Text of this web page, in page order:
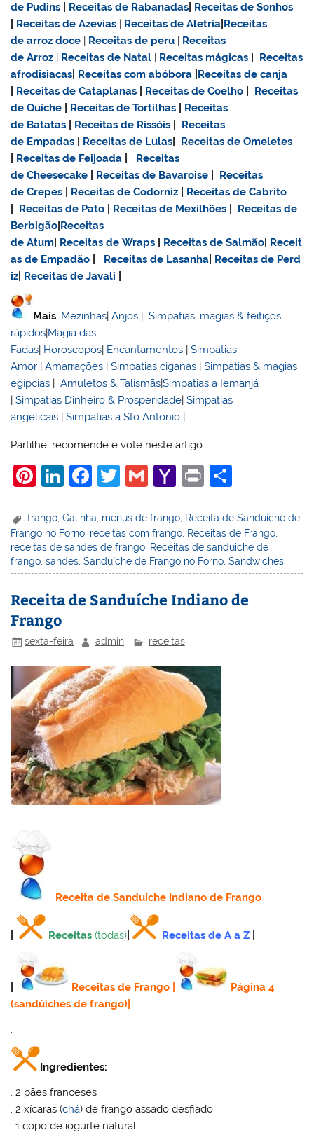
de Pudins
Receitas de Rabanadas Receitas de Sonhos
Receitas de Azevias | Receitas de Aletria Receitas
dearroz doce | Receitas de peru | Receitas
de Arroz | Receitas de Natal | Receitas mágicas
Receitas
afrodisiacas Receitas com abóbora Receitas de canja
Receitas de Cataplanas Receitas de Coelho
Receitas
de Quiche
Receitas de Tortilhas
Receitas
de Batatas
Receitas de Rissóis
Receitas
de Empadas
Receitas de Lulas
Receitas de Omeletes
Receitas de Feijoada
Receitas
de Cheesecake
Receitas de Bavaroise
Receitas
de Crepes
Receitas de Codorniz
Receitas de Cabrito
Receitas de Pato Receitas de Mexilhões
Receitas de
Berbigão Receitas
de Atum Receitas de Wraps Receitas de Salmão Receit
as de Empadão
Receitas de Lasanha Receitas de Perd
iz Receitas de Javali
Mais: Mezinhas|Anjos |Simpatias, magias & feitiços
rápidos|Magia das
Fadas| Horoscopos| Encantamentos |Simpatias
Amor |Amarrações |Simpatias ciganas |Simpatias & magias
egípcias |Amuletos & Talismãs|Simpatias a Iemanjá
|Simpatias Dinheiro & Prosperidade|Simpatias
angelicais |Simpatias a Sto Antonio |
Partilhe, recomende e vote neste artigo
Pi
er
e
st
Li
k
e
dI
n
F
c
e
b
o
k
T
itt
er
G
ai
l
Y
h
o
o
M
ai
l
Pr
t
ar
e
frango,Galinha, menus de frango, Receita de Sanduíche de
Frango no Forno receitas com frango Receitas de Frango
receitas de sandes de frango Receitas de sanduiche de
frango ,sandes ,Sanduíche de Frango no Forno ,Sandwiches
Receita de Sanduíche Indiano de
Frango
sexta-feira admin receitas
Receitade Sanduíche Indiano de Frango
Receitas (todas) Receitas de A a Z
Receitas de Frango
Página 4
(sandúiches de frango)
.
Ingredientes:
. 2 pães franceses
. 2 xícaras (chá) de frango assado desfiado
. 1 copo de iogurte natural